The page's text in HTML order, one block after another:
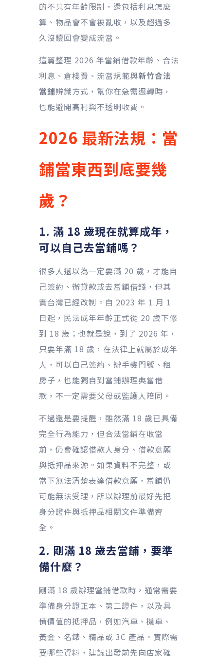
的不只有年齡限制，還包括利息怎麼
算、物品會不會被亂收，以及超過多
久沒贖回會變成流當。
這篇整理 2026 年當鋪借款年齡、合法
利息、倉棧費、流當規範與新竹合法
當鋪辨識方式，幫你在急需週轉時，
也能避開高利與不透明收費。
2026 最新法規：當
鋪當東西到底要幾
歲？
1. 滿 18 歲現在就算成年，
可以自己去當鋪嗎？
很多人還以為一定要滿 20 歲，才能自
己簽約、辦貸款或去當鋪借錢，但其
實台灣已經改制。自 2023 年 1 月 1
日起，民法成年年齡正式從 20 歲下修
到 18 歲；也就是說，到了 2026 年，
只要年滿 18 歲，在法律上就屬於成年
人，可以自己簽約、辦手機門號、租
房子，也能獨自到當鋪辦理典當借
款，不一定需要父母或監護人陪同。
不過還是要提醒，雖然滿 18 歲已具備
完全行為能力，但合法當鋪在收當
前，仍會確認借款人身分、借款意願
與抵押品來源。如果資料不完整，或
當下無法清楚表達借款意願，當鋪仍
可能無法受理，所以辦理前最好先把
身分證件與抵押品相關文件準備齊
全。
2. 剛滿 18 歲去當鋪，要準
備什麼？
剛滿 18 歲辦理當鋪借款時，通常需要
準備身分證正本、第二證件，以及具
備價值的抵押品，例如汽車、機車、
黃金、名錶、精品或 3C 產品。實際需
要哪些資料，建議出發前先向店家確